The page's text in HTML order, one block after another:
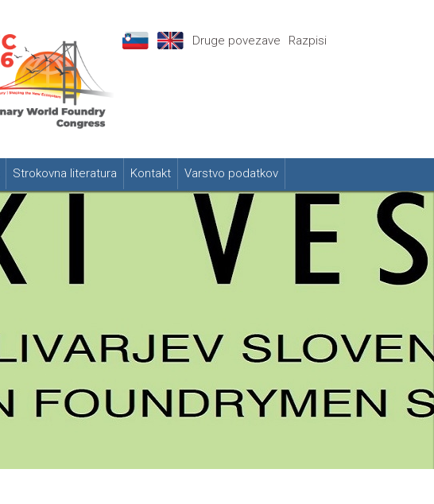
Druge povezave Razpisi
Strokovna literatura Kontakt Varstvo podatkov